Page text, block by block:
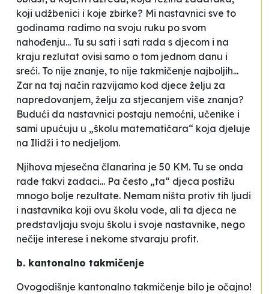
koji udžbenici i koje zbirke? Mi nastavnici sve to
godinama radimo na svoju ruku po svom
nahođenju... Tu su sati i sati rada s djecom i na
kraju rezlutat ovisi samo o tom jednom danu i
sreći. To nije znanje, to nije takmičenje najboljih...
Zar na taj način razvijamo kod djece želju za
napredovanjem, želju za stjecanjem više znanja?
Budući da nastavnici postaju nemoćni, učenike i
sami upućuju u „školu matematičara“ koja djeluje
na Ilidži i to nedjeljom.
Njihova mjesečna članarina je 50 KM. Tu se onda
rade takvi zadaci... Pa često „ta“ djeca postižu
mnogo bolje rezultate. Nemam ništa protiv tih ljudi
i nastavnika koji ovu školu vode, ali ta djeca ne
predstavljaju svoju školu i svoje nastavnike, nego
nečije interese i nekome stvaraju profit.
b. kantonalno takmičenje
Ovogodišnje kantonalno takmičenje bilo je očajno!